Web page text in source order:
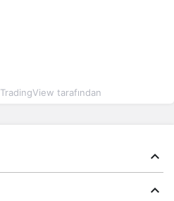
TradingView tarafından